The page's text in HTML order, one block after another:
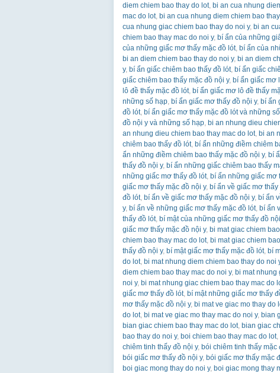
diem chiem bao thay do lot, bi an cua nhung
mac do lot, bi an cua nhung diem chiem bao
cua nhung giac chiem bao thay do noi y, bi an
chiem bao thay mac do noi y, bí ẩn của những
của những giấc mơ thấy mặc đồ lót, bí ẩn của
bi an diem chiem bao thay do noi y, bi an diem
y, bí ẩn giấc chiêm bao thấy đồ lót, bí ẩn giấc
giấc chiêm bao thấy mặc đồ nội y, bí ẩn giấc mơ
lô đề thấy mặc đồ lót, bí ẩn giấc mơ lô đề thấy
những số hạp, bí ẩn giấc mơ thấy đồ nội y, bí ẩn
đồ lót, bí ẩn giấc mơ thấy mặc đồ lót và những
đồ nội y và những số hạp, bi an nhung dieu
an nhung dieu chiem bao thay mac do lot, bi an
chiêm bao thấy đồ lót, bí ẩn những điềm chiêm
ẩn những điềm chiêm bao thấy mặc đồ nội y, bí
thấy đồ nội y, bí ẩn những giấc chiêm bao thấy
những giấc mơ thấy đồ lót, bí ẩn những giấc mơ
giấc mơ thấy mặc đồ nội y, bí ẩn về giấc mơ thấy
đồ lót, bí ẩn về giấc mơ thấy mặc đồ nội y, bí ẩn
y, bí ẩn về những giấc mơ thấy mặc đồ lót, bí ẩn
thấy đồ lót, bí mật của những giấc mơ thấy đồ
giấc mơ thấy mặc đồ nội y, bi mat giac chiem
chiem bao thay mac do lot, bi mat giac chiem
thấy đồ nội y, bí mật giấc mơ thấy mặc đồ lót, bí
do lot, bi mat nhung diem chiem bao thay do noi
diem chiem bao thay mac do noi y, bi mat nhung
noi y, bi mat nhung giac chiem bao thay mac do
giấc mơ thấy đồ lót, bí mật những giấc mơ thấy
mơ thấy mặc đồ nội y, bi mat ve giac mo thay do
do lot, bi mat ve giac mo thay mac do noi y, bian
bian giac chiem bao thay mac do lot, bian giac
bao thay do noi y, boi chiem bao thay mac do lot,
chiêm tinh thấy đồ nội y, bói chiêm tinh thấy mặc
bói giấc mơ thấy đồ nội y, bói giấc mơ thấy mặc
boi giac mong thay do noi y, boi giac mong thay